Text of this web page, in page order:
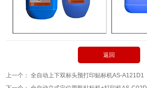
返回
上一个： 全自动上下双标头预打印贴标机AS-A121D1